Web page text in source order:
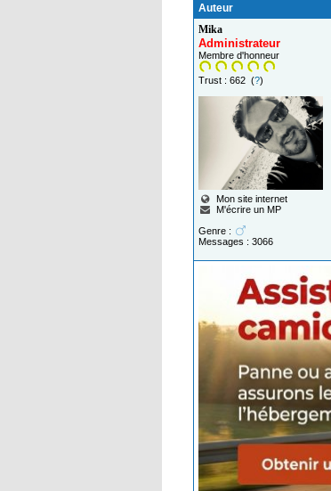
Auteur
Mika
Administrateur
Membre d'honneur
Trust : 662 (?)
Mon site internet
M'écrire un MP
Genre :
Messages : 3066